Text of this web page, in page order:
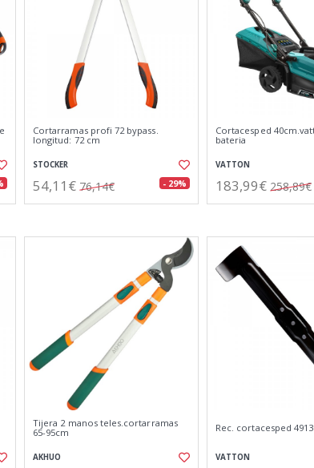
Cortarramas profi 72 bypass.
longitud: 72 cm
STOCKER
54,11€ 76,14€ - 29%
Cortacesped
bateria
VATTON
183,99€ 258,89€
Tijera 2 manos teles.cortarramas
65-95cm
AKHUO
Rec. cortacesped
VATTON